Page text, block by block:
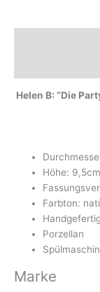
Helen B: “Die
Höhe: 9,5cm
Farbton:
Porzellan
Marke